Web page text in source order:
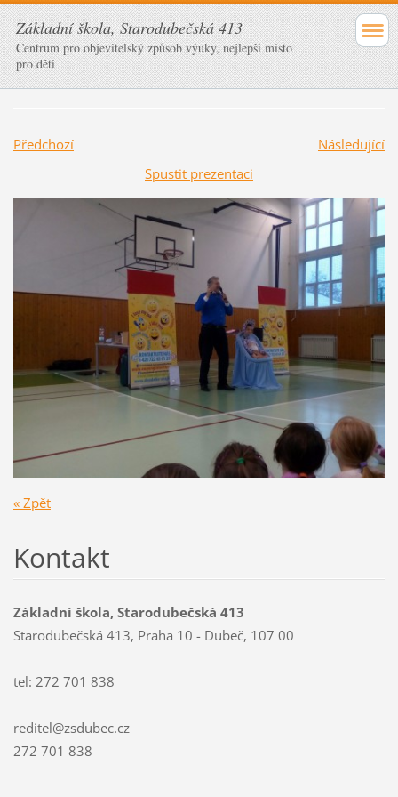
Základní škola, Starodubečská 413
Centrum pro objevitelský způsob výuky, nejlepší místo
pro děti
Předchozí
Následující
Spustit prezentaci
« Zpět
Kontakt
Základní škola, Starodubečská 413
Starodubečská 413, Praha 10 - Dubeč, 107 00
tel: 272 701 838
reditel@zsdubec.cz
272 701 838